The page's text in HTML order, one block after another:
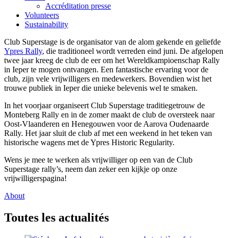
Accréditation presse
Volunteers
Sustainability
Club Superstage is de organisator van de alom gekende en geliefde
Ypres Rally, die traditioneel wordt verreden eind juni. De afgelopen
twee jaar kreeg de club de eer om het Wereldkampioenschap Rally
in Ieper te mogen ontvangen. Een fantastische ervaring voor de
club, zijn vele vrijwilligers en medewerkers. Bovendien wist het
trouwe publiek in Ieper die unieke belevenis wel te smaken.
In het voorjaar organiseert Club Superstage traditiegetrouw de
Monteberg Rally en in de zomer maakt de club de oversteek naar
Oost-Vlaanderen en Henegouwen voor de Aarova Oudenaarde
Rally. Het jaar sluit de club af met een weekend in het teken van
historische wagens met de Ypres Historic Regularity.
Wens je mee te werken als vrijwilliger op een van de Club
Superstage rally’s, neem dan zeker een kijkje op onze
vrijwilligerspagina!
About
Toutes les actualités